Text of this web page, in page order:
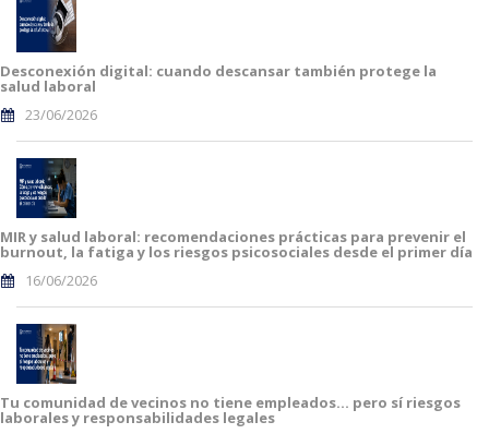
Desconexión digital: cuando descansar también protege la
salud laboral
23/06/2026
MIR y salud laboral: recomendaciones prácticas para prevenir el
burnout, la fatiga y los riesgos psicosociales desde el primer día
16/06/2026
Tu comunidad de vecinos no tiene empleados… pero sí riesgos
laborales y responsabilidades legales